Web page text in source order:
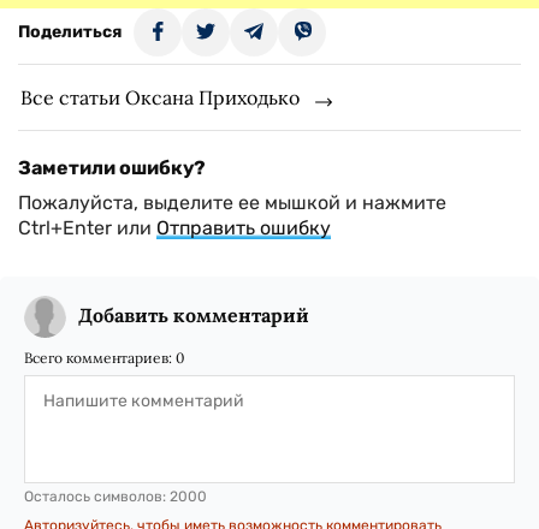
Поделиться
Все статьи Оксана Приходько
Заметили ошибку?
Пожалуйста, выделите ее мышкой и нажмите
Ctrl+Enter или Отправить ошибку
Добавить комментарий
Всего комментариев: 0
Осталось символов: 2000
Авторизуйтесь, чтобы иметь возможность комментировать